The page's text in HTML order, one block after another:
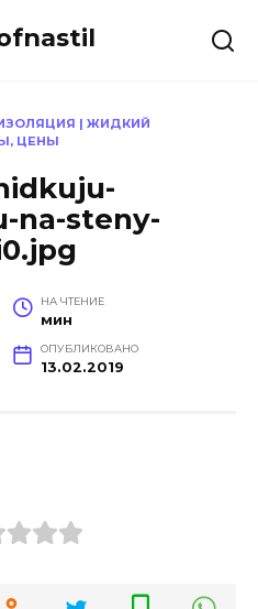
| ЖИДКИЙ
ЦЕНЫ
na-steny-
НА ЧТЕНИЕ
мин
ОПУБЛИКОВАНО
13.02.2019